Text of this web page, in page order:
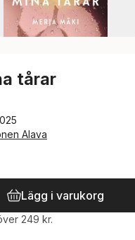
tårar
Alava
Lägg i varukorg
249 kr.